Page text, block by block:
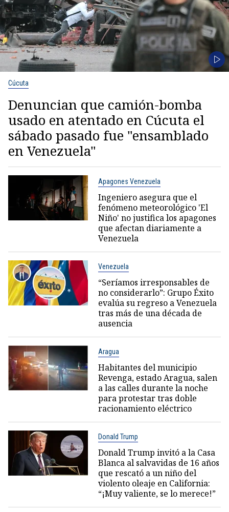
Cúcuta
Denuncian que camión-bomba
usado en atentado en Cúcuta el
sábado pasado fue "ensamblado
en Venezuela"
Apagones Venezuela
Ingeniero asegura que el
fenómeno meteorológico 'El
Niño' no justifica los apagones
que afectan diariamente a
Venezuela
Venezuela
“Seríamos irresponsables de
no considerarlo”: Grupo Éxito
evalúa su regreso a Venezuela
tras más de una década de
ausencia
Aragua
Habitantes del municipio
Revenga, estado Aragua, salen
a las calles durante la noche
para protestar tras doble
racionamiento eléctrico
Donald Trump
Donald Trump invitó a la Casa
Blanca al salvavidas de 16 años
que rescató a un niño del
violento oleaje en California:
“¡Muy valiente, se lo merece!”